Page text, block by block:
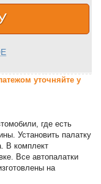
уточняйте у
где есть
Установить палатку
В комплект
Все автопалатки
на